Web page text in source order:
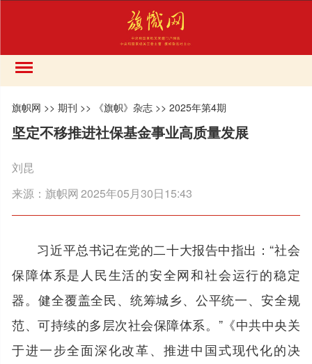
旗帜网 >>期刊 >> 《旗帜》杂志 >>2025年第4期
坚定不移推进社保基金事业高质量发展
刘昆
来源：旗帜网2025年05月30日15:43
习近平总书记在党的二十大报告中指出：“社会
保障体系是人民生活的安全网和社会运行的稳定
器。健全覆盖全民、统筹城乡、公平统一、安全规
范、可持续的多层次社会保障体系。”《中共中央关
于进一步全面深化改革、推进中国式现代化的决